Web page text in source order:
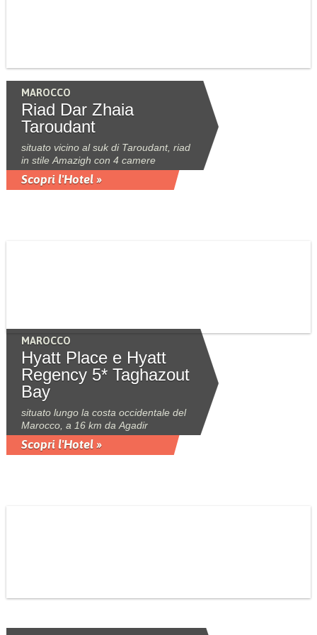
MAROCCO
Riad Dar Zhaia
Taroudant
situato vicino al suk di Taroudant, riad
in stile Amazigh con 4 camere
Scopri l'Hotel »
MAROCCO
Hyatt Place e Hyatt
Regency 5* Taghazout
Bay
situato lungo la costa occidentale del
Marocco, a 16 km da Agadir
Scopri l'Hotel »